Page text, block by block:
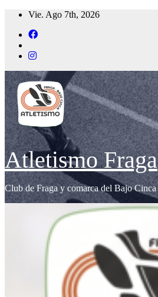
Saltar
contenido
Vie. Ago 7th, 2026
Atletismo Fraga
Club de Fraga y comarca del Bajo Cinca